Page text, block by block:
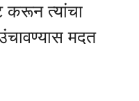
करून त्यांचा
मदत